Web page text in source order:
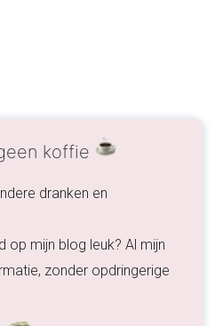
koffie
dranken en
op mijn blog leuk? Al mijn
zonder opdringerige